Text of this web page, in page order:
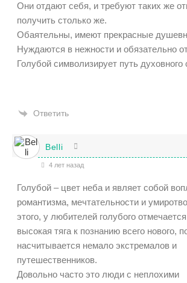
Они отдают себя, и требуют таких же
получить столько же.
Обаятельны, имеют прекрасные
Нуждаются в нежности и обязательно
Голубой символизирует путь духовного
Ответить
Belli
4 лет назад
Голубой – цвет неба и являет собой
романтизма, мечтательности и
этого, у любителей голубого
высокая тяга к познанию всего нового,
насчитывается немало экстремалов и
путешественников.
Довольно часто это люди с неплохими